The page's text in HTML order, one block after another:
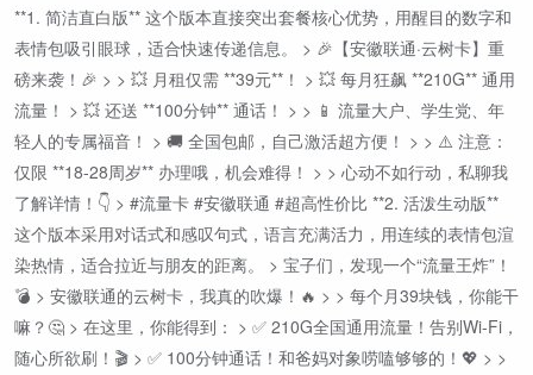
**1. 简洁直白版** 这个版本直接突出套餐核心优势，用醒目的数字和
表情包吸引眼球，适合快速传递信息。 > 🎉【安徽联通·云树卡】重
磅来袭！🎉 > > 💥 月租仅需 **39元**！ > 💥 每月狂飙 **210G** 通用
流量！ > 💥 还送 **100分钟** 通话！ > > 📱 流量大户、学生党、年
轻人的专属福音！ > 🚚 全国包邮，自己激活超方便！ > > ⚠️ 注意：
仅限 **18-28周岁** 办理哦，机会难得！ > > 心动不如行动，私聊我
了解详情！👇 > #流量卡 #安徽联通 #超高性价比 **2. 活泼生动版**
这个版本采用对话式和感叹句式，语言充满活力，用连续的表情包渲
染热情，适合拉近与朋友的距离。 > 宝子们，发现一个“流量王炸”！
💣 > 安徽联通的云树卡，我真的吹爆！🔥 > > 每个月39块钱，你能干
嘛？🤔 > 在这里，你能得到： > ✅ 210G全国通用流量！告别Wi-Fi，
随心所欲刷！🎬 > ✅ 100分钟通话！和爸妈对象唠嗑够够的！💖 > >